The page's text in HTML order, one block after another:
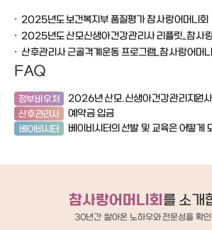
u/76727861 2)
체공
m/
업로
3)
9 업로
료
nmam/
완료,
2025년도 보건복지부 품질평가 참사랑어머니회
산후관리사 근골격계운동 프로그램_참사랑어머
FAQ
정부바우처 2026년 산모.신생아건강관리지원
산후관리사 예약금 입금
베이비시터 베이비시터의 선발 및 교육은 어떻게
참사랑어머니회를 소개
30년간 쌓아온 노하우와 전문성을 확